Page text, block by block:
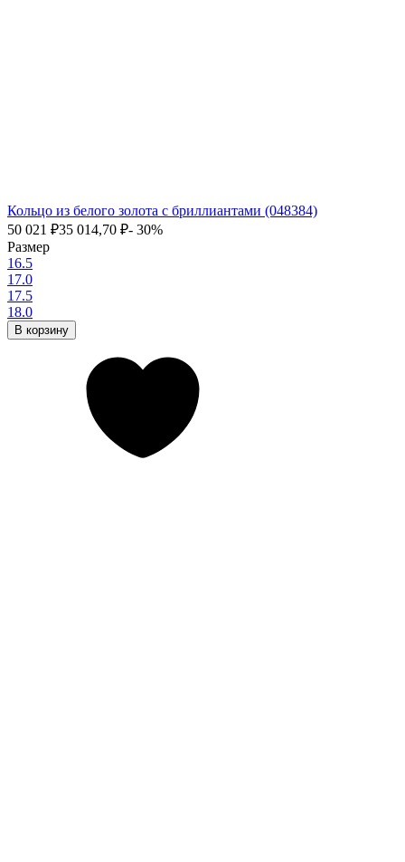
Кольцо из белого золота с бриллиантами (048384)
50 021 ₽35 014,70 ₽- 30%
Размер
16.5
17.0
17.5
18.0
В корзину